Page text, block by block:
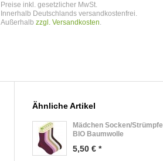
Preise inkl. gesetzlicher MwSt.
Innerhalb Deutschlands versandkostenfrei.
Außerhalb zzgl. Versandkosten.
Ähnliche Artikel
Mädchen Socken/Strümpfe
BIO Baumwolle
5,50 € *